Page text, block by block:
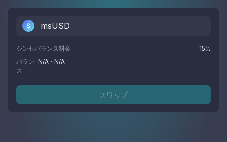
msUSD
シンセバランス料金 15%
バラン
ス
N/A · N/A
スワップ